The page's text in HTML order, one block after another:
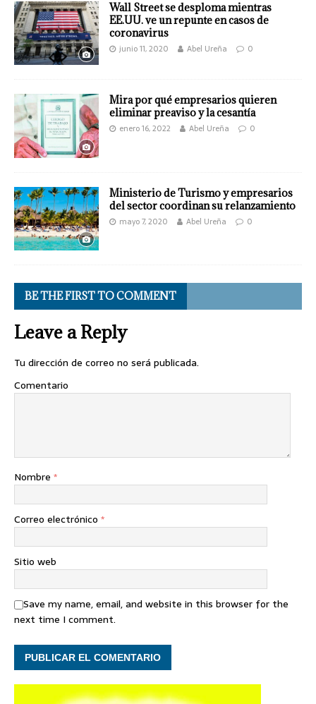
Wall Street se desploma mientras
EE.UU. ve un repunte en casos de
coronavirus
junio 11, 2020 Abel Ureña 0
Mira por qué empresarios quieren
eliminar preaviso y la cesantía
enero 16, 2022 Abel Ureña 0
Ministerio de Turismo y empresarios
del sector coordinan su relanzamiento
mayo 7, 2020 Abel Ureña 0
BE THE FIRST TO COMMENT
Leave a Reply
Tu dirección de correo no será publicada.
Comentario
Nombre *
Correo electrónico *
Sitio web
Save my name, email, and website in this browser for the
next time I comment.